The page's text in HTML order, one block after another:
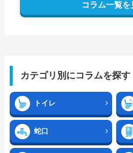
コラム一覧を
カテゴリ別にコラムを探す
トイレ
蛇口